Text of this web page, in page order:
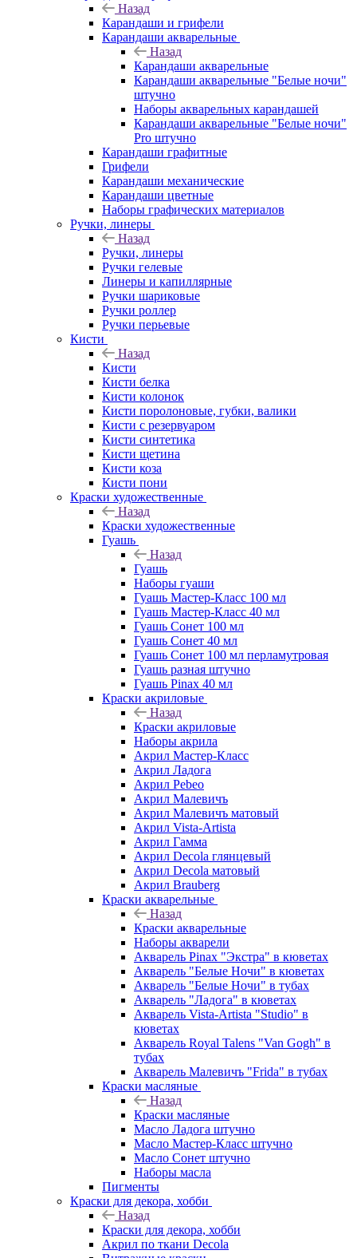
Назад
Карандаши и грифели
Карандаши акварельные
Назад
Карандаши акварельные
Карандаши акварельные "Белые ночи"
штучно
Наборы акварельных карандашей
Карандаши акварельные "Белые ночи"
Pro штучно
Карандаши графитные
Грифели
Карандаши механические
Карандаши цветные
Наборы графических материалов
Ручки, линеры
Назад
Ручки, линеры
Ручки гелевые
Линеры и капиллярные
Ручки шариковые
Ручки роллер
Ручки перьевые
Кисти
Назад
Кисти
Кисти белка
Кисти колонок
Кисти поролоновые, губки, валики
Кисти с резервуаром
Кисти синтетика
Кисти щетина
Кисти коза
Кисти пони
Краски художественные
Назад
Краски художественные
Гуашь
Назад
Гуашь
Наборы гуаши
Гуашь Мастер-Класс 100 мл
Гуашь Мастер-Класс 40 мл
Гуашь Сонет 100 мл
Гуашь Сонет 40 мл
Гуашь Сонет 100 мл перламутровая
Гуашь разная штучно
Гуашь Pinax 40 мл
Краски акриловые
Назад
Краски акриловые
Наборы акрила
Акрил Мастер-Класс
Акрил Ладога
Акрил Pebeo
Акрил Малевичъ
Акрил Малевичъ матовый
Акрил Vista-Artista
Акрил Гамма
Акрил Decola глянцевый
Акрил Decola матовый
Акрил Brauberg
Краски акварельные
Назад
Краски акварельные
Наборы акварели
Акварель Pinax "Экстра" в кюветах
Акварель "Белые Ночи" в кюветах
Акварель "Белые Ночи" в тубах
Акварель "Ладога" в кюветах
Акварель Vista-Artista "Studio" в
кюветах
Акварель Royal Talens "Van Gogh" в
тубах
Акварель Малевичъ "Frida" в тубах
Краски масляные
Назад
Краски масляные
Масло Ладога штучно
Масло Мастер-Класс штучно
Масло Сонет штучно
Наборы масла
Пигменты
Краски для декора, хобби
Назад
Краски для декора, хобби
Акрил по ткани Decola